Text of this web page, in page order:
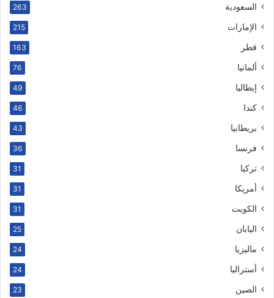
السعودية 263
الإمارات 215
قطر 163
ألمانيا 76
إيطاليا 49
كندا 46
بريطانيا 43
فرنسا 36
تركيا 31
أمريكا 31
الكويت 31
اليابان 25
ماليزيا 24
أستراليا 24
الصين 23